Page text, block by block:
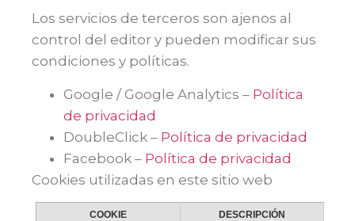
Los servicios de terceros son ajenos al
control del editor y pueden modificar sus
condiciones y políticas.
Google / Google Analytics – Política
de privacidad
DoubleClick – Política de privacidad
Facebook – Política de privacidad
Cookies utilizadas en este sitio web
COOKIE DESCRIPCIÓN